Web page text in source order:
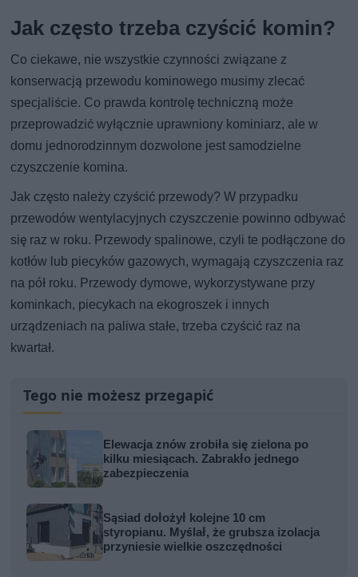
Jak często trzeba czyścić komin?
Co ciekawe, nie wszystkie czynności związane z
konserwacją przewodu kominowego musimy zlecać
specjaliście. Co prawda kontrolę techniczną może
przeprowadzić wyłącznie uprawniony kominiarz, ale w
domu jednorodzinnym dozwolone jest samodzielne
czyszczenie komina.
Jak często należy czyścić przewody? W przypadku
przewodów wentylacyjnych czyszczenie powinno odbywać
się raz w roku. Przewody spalinowe, czyli te podłączone do
kotłów lub piecyków gazowych, wymagają czyszczenia raz
na pół roku. Przewody dymowe, wykorzystywane przy
kominkach, piecykach na ekogroszek i innych
urządzeniach na paliwa stałe, trzeba czyścić raz na
kwartał.
Tego nie możesz przegapić
Elewacja znów zrobiła się zielona po
kilku miesiącach. Zabrakło jednego
zabezpieczenia
Sąsiad dołożył kolejne 10 cm
styropianu. Myślał, że grubsza izolacja
przyniesie wielkie oszczędności